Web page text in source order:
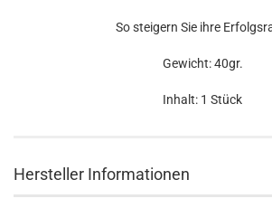
So steigern Sie ihre
Gewicht: 40gr.
Inhalt: 1 Stück
Hersteller Informationen